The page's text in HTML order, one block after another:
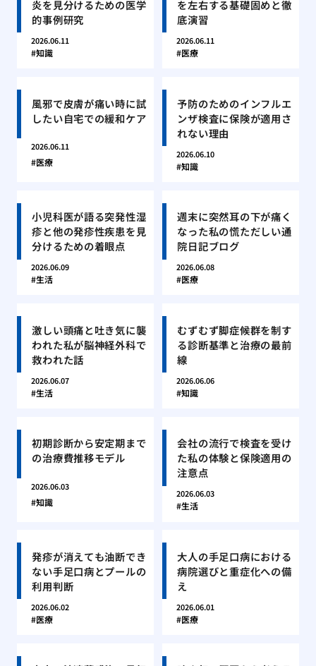
炎を見分けるための医学
的事例研究
2026.06.11
知識
を左右する基礎固めと徹
底演習
2026.06.11
医療
風邪で皮膚が痛い時に試
したい自宅での緩和ケア
2026.06.11
医療
予防のためのインフルエ
ンザ検査に保険が適用さ
れない理由
2026.06.10
知識
小児科医が語る突発性湿
疹と他の発疹性疾患を見
分けるための着眼点
2026.06.09
生活
週末に突然耳の下が痛く
なった私の慌ただしい通
院日記ブログ
2026.06.08
医療
激しい頭痛と吐き気に襲
われた私が脳神経外科で
救われた話
2026.06.07
生活
むずむず脚症候群を制す
る診断基準と治療の最前
線
2026.06.06
知識
初期診断から安定期まで
の治療費推移モデル
2026.06.03
知識
会社の流行で検査を受け
た私の体験と保険適用の
注意点
2026.06.03
生活
発疹が消えても油断でき
ない手足口病とプールの
利用判断
2026.06.02
医療
大人の手足口病における
病院選びと重症化への備
え
2026.06.01
医療